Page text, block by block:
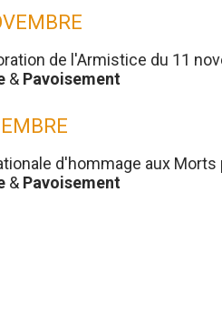
de l'Armistice du 11
& Pavoisement
d'hommage aux
& Pavoisement